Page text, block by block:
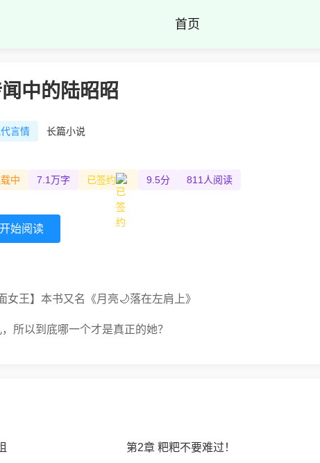
首页
中的陆昭昭
言情 长篇小说
中 7.1万字 已签约 9.5分 811人阅读
开始阅读
女王】本书又名《月亮🌙落在左肩上》
所以到底哪一个才是真正的她？
第2章 粑粑不要难过！